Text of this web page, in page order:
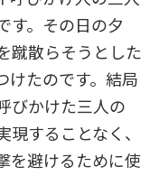
す。その日の夕
蹴散らそうとした
けたのです。結局
びかけた三人の
現することなく、
を避けるために使